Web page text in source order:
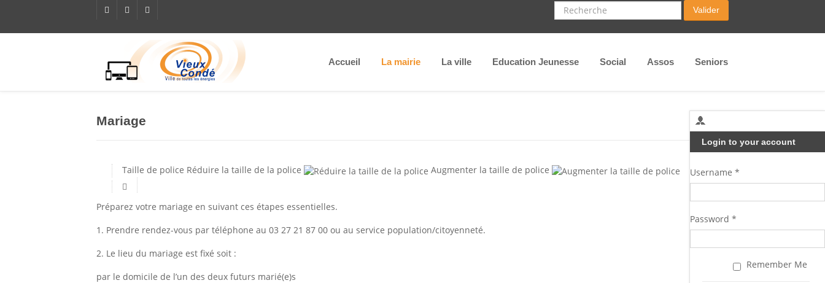
Recherche Valider
Accueil La mairie La ville Education Jeunesse Social Assos Seniors
Login to your account
Username *
Password *
Remember Me
Mariage
Taille de police Réduire la taille de la police Augmenter la taille de police
Préparez votre mariage en suivant ces étapes essentielles.
1. Prendre rendez-vous par téléphone au 03 27 21 87 00 ou au service population/citoyenneté.
2. Le lieu du mariage est fixé soit :
par le domicile de l’un des deux futurs marié(e)s